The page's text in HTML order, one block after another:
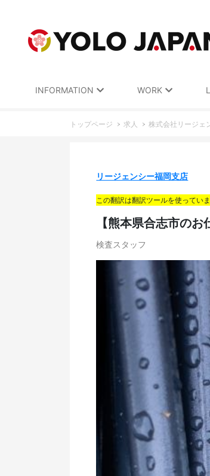
INFORMATION WORK
トップページ 求人 株式会社リージェ
リージェンシー福岡支店
この翻訳は翻訳ツールを使ってい
【熊本県合志市の
検査スタッフ